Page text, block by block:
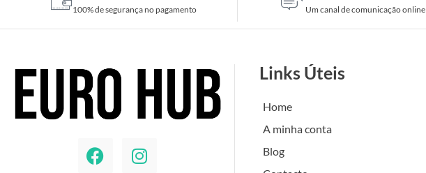
100% de segurança no pagamento Um canal de comunicação online
Links Úteis
Home
A minha conta
Blog